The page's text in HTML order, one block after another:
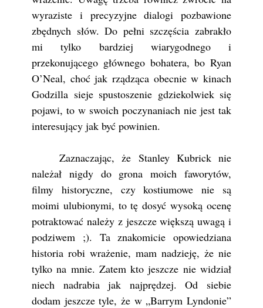
wyraziste i precyzyjne dialogi pozbawione
zbędnych słów. Do pełni szczęścia zabrakło
mi tylko bardziej wiarygodnego i
przekonującego głównego bohatera, bo Ryan
O’Neal, choć jak rządząca obecnie w kinach
Godzilla sieje spustoszenie gdziekolwiek się
pojawi, to w swoich poczynaniach nie jest tak
interesujący jak być powinien.
Zaznaczając, że Stanley Kubrick nie
należał nigdy do grona moich faworytów,
filmy historyczne, czy kostiumowe nie są
moimi ulubionymi, to tę dosyć wysoką ocenę
potraktować należy z jeszcze większą uwagą i
podziwem ;). Ta znakomicie opowiedziana
historia robi wrażenie, mam nadzieję, że nie
tylko na mnie. Zatem kto jeszcze nie widział
niech nadrabia jak najprędzej. Od siebie
dodam jeszcze tyle, że w „Barrym Lyndonie”